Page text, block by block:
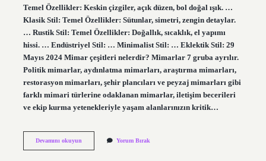
Temel Özellikler: Keskin çizgiler, açık düzen, bol doğal ışık. …
Klasik Stil: Temel Özellikler: Sütunlar, simetri, zengin detaylar.
… Rustik Stil: Temel Özellikler: Doğallık, sıcaklık, el yapımı
hissi. … Endüstriyel Stil: … Minimalist Stil: … Eklektik Stil: 29
Mayıs 2024 Mimar çeşitleri nelerdir? Mimarlar 7 gruba ayrılır.
Politik mimarlar, aydınlatma mimarları, araştırma mimarları,
restorasyon mimarları, şehir plancıları ve peyzaj mimarları gibi
farklı mimari türlerine odaklanan mimarlar, iletişim becerileri
ve ekip kurma yetenekleriyle yaşam alanlarınızın kritik…
Devamını okuyunMimari
Yorum Bırak